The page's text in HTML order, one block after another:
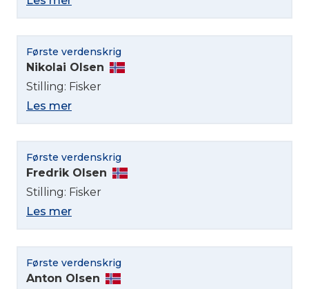
Første verdenskrig
Nikolai Olsen
Stilling: Fisker
Les mer
Første verdenskrig
Fredrik Olsen
Stilling: Fisker
Les mer
Første verdenskrig
Anton Olsen
English
Norsk bokmål